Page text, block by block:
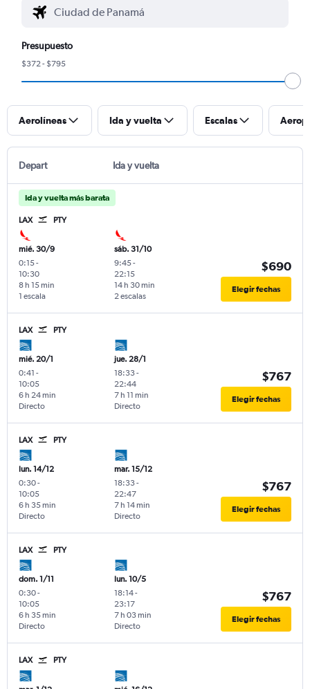
Presupuesto
$372 - $795
Aerolíneas Ida y vuelta Escalas
Depart Ida y vuelta
Ida y vuelta más barata
LAX PTY
mié. 30/9
0:15-
10:30
1 escala
8 h 15 min
sáb. 31/10
9:45-
22:15
2 escalas
14 h 30 min
$690
Elegir fechas
LAX PTY
mié. 20/1
0:41 -
10:05
Directo
6 h 24 min
jue. 28/1
18:33-
22:44
Directo
7 h 11 min
$767
Elegir fechas
LAX PTY
lun. 14/12
0:30-
10:05
Directo
6 h 35 min
mar. 15/12
18:33-
22:47
Directo
7 h 14 min
$767
Elegir fechas
LAX PTY
dom. 1/11
0:30-
10:05
Directo
6 h 35 min
lun. 10/5
18:14-
23:17
Directo
7 h 03 min
$767
Elegir fechas
LAX PTY